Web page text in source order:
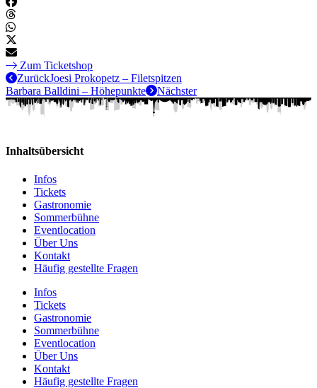
Zum Ticketshop
ZurückJoesi Prokopetz – Filetspitzen
Barbara Balldini – Höhepunkte
Nächster
Inhaltsübersicht
Infos
Tickets
Gastronomie
Sommerbühne
Eventlocation
Über Uns
Kontakt
Häufig gestellte Fragen
Infos
Tickets
Gastronomie
Sommerbühne
Eventlocation
Über Uns
Kontakt
Häufig gestellte Fragen